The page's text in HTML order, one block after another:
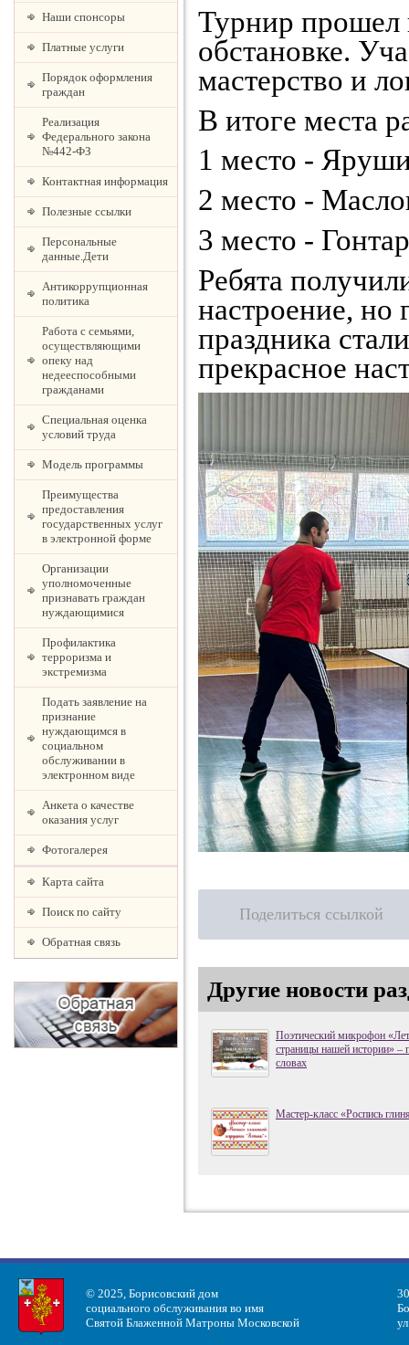
Наши спонсоры
Платные услуги
Порядок оформления
граждан
Реализация
Федерального закона
№442-ФЗ
Контактная информация
Полезные ссылки
Персональные
данные.Дети
Антикоррупционная
политика
Работа с семьями,
осуществляющими
опеку над
недееспособными
гражданами
Специальная оценка
условий труда
Модель программы
Преимущества
предоставления
государственных услуг
в электронной форме
Организации
уполномоченные
признавать граждан
нуждающимися
Профилактика
терроризма и
экстремизма
Подать заявление на
признание
нуждающимся в
социальном
обслуживании в
электронном виде
Анкета о качестве
оказания услуг
Фотогалерея
Карта сайта
Поиск по сайту
Обратная связь
Турнир прошел
обстановке.
мастерство и
В итоге места
1 место -
2 место -
3 место -
Ребята
настроение, но
праздника
прекрасное
Поделиться ссылкой
Другие новости
Поэтический микрофон
страницы нашей истории» –
словах
Мастер-класс «Роспись
© 2025, Борисовский дом
социального обслуживания во имя
Святой Блаженной Матроны Московской